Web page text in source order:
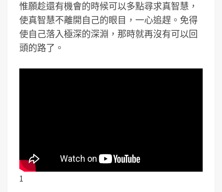
惟願趁還有機會的時候可以多點尋求真智慧，
使真智慧不離開自己的眼目，一心追趕。免得
使自己落入極深的深淵，那時就再沒有可以回
頭的路了。
1